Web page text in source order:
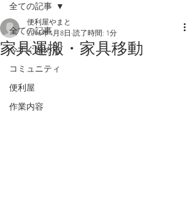
全ての記事
今すぐ始める
コミュニティ
便利屋
作業内容
全ての記事
家具運搬・家具移動
便利屋やまと
2016年4月8日 読了時間: 1分